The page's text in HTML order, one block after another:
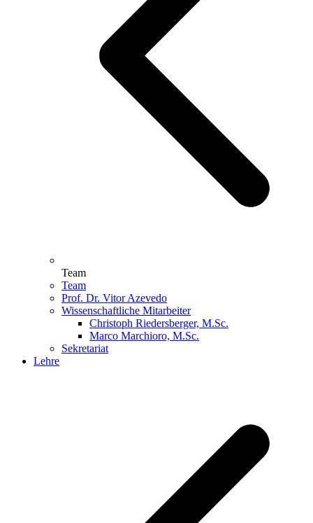
Team
Team
Prof. Dr. Vitor Azevedo
Wissenschaftliche Mitarbeiter
Christoph Riedersberger, M.Sc.
Marco Marchioro, M.Sc.
Sekretariat
Lehre